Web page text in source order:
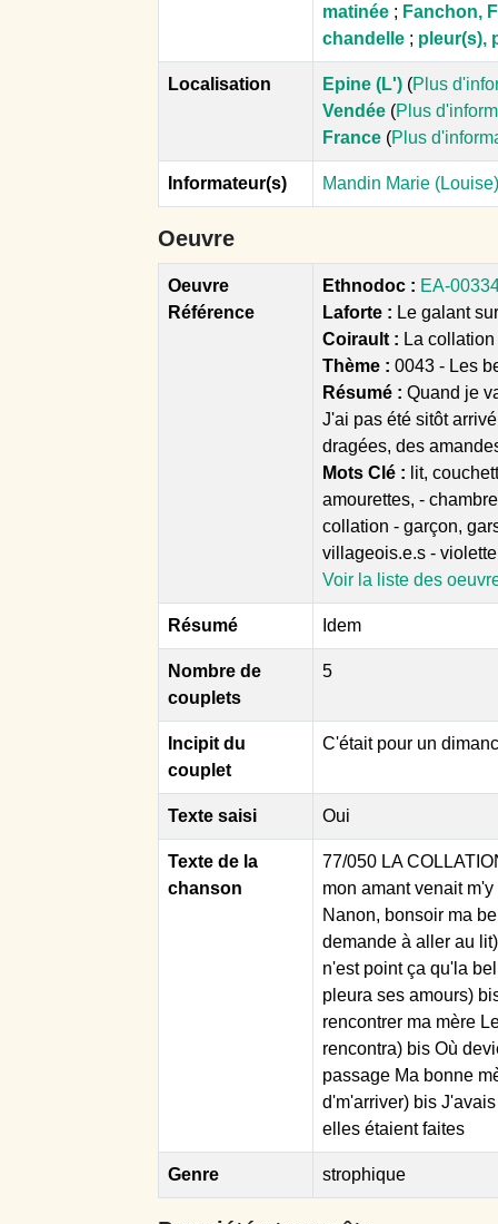
matinée ; Fanchon,
chandelle ; pleur(s),
Localisation Epine (L') (Plus
Vendée (Plus
France (Plus
Informateur(s) Mandin Marie
Oeuvre
Oeuvre
Référence
Ethnodoc : EA-
Laforte : Le galant
Coirault : La
Thème : 0043 - Les
Résumé : Quand je
J'ai pas été sitôt
dragées, des
Mots Clé : lit,
amourettes, -
collation - garçon,
villageois.e.s -
Voir la liste des
Résumé Idem
Nombre de
couplets
5
Incipit du
couplet
C'était pour un
Texte saisi Oui
Texte de la
chanson
77/050 LA
mon amant venait
Nanon, bonsoir ma
demande à aller au
n'est point ça qu'la
pleura ses amours)
rencontrer ma mère
rencontra) bis Où
passage Ma bonne
d'm'arriver) bis
elles étaient faites
Genre strophique